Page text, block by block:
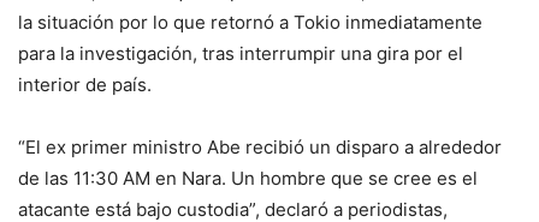
la situación por lo que retornó a Tokio inmediatamente
para la investigación, tras interrumpir una gira por el
interior de país.
“El ex primer ministro Abe recibió un disparo a alrededor
de las 11:30 AM en Nara. Un hombre que se cree es el
atacante está bajo custodia”, declaró a periodistas,